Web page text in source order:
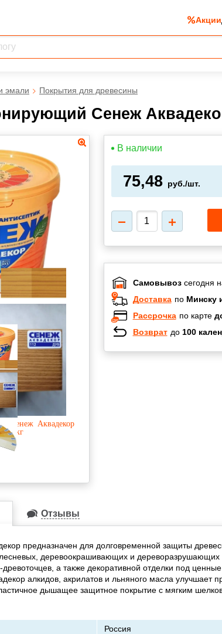
Акции
эмали Покрытия для древесины
Сенеж
В наличии
75,48 руб./шт.
Самовывозсегодня
Доставка по Минску
Рассрочка по карте
Возврат до 100
Отзывы
предназначен для долговременной защиты
деревоокрашивающих и дереворазрушающих
а также декоративной отделки под
алкидов, акрилатов и льняного масла улучшает
дышащее защитное покрытие с мягким
Россия